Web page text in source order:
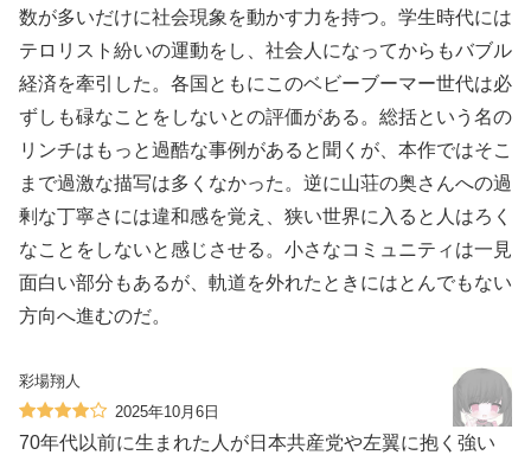
数が多いだけに社会現象を動かす力を持つ。学生時代には
テロリスト紛いの運動をし、社会人になってからもバブル
経済を牽引した。各国ともにこのベビーブーマー世代は必
ずしも碌なことをしないとの評価がある。総括という名の
リンチはもっと過酷な事例があると聞くが、本作ではそこ
まで過激な描写は多くなかった。逆に山荘の奥さんへの過
剰な丁寧さには違和感を覚え、狭い世界に入ると人はろく
なことをしないと感じさせる。小さなコミュニティは一見
面白い部分もあるが、軌道を外れたときにはとんでもない
方向へ進むのだ。
彩場翔人
2025年10月6日
70年代以前に生まれた人が日本共産党や左翼に抱く強い